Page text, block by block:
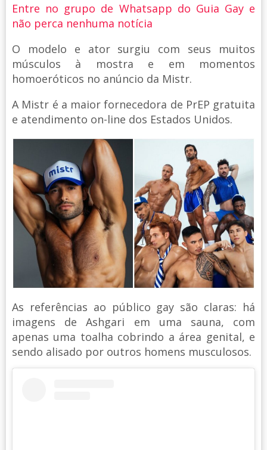
Entre no grupo de Whatsapp do Guia Gay e
não perca nenhuma notícia
O modelo e ator surgiu com seus muitos
músculos à mostra e em momentos
homoeróticos no anúncio da Mistr.
A Mistr é a maior fornecedora de PrEP gratuita
e atendimento on-line dos Estados Unidos.
As referências ao público gay são claras: há
imagens de Ashgari em uma sauna, com
apenas uma toalha cobrindo a área genital, e
sendo alisado por outros homens musculosos.